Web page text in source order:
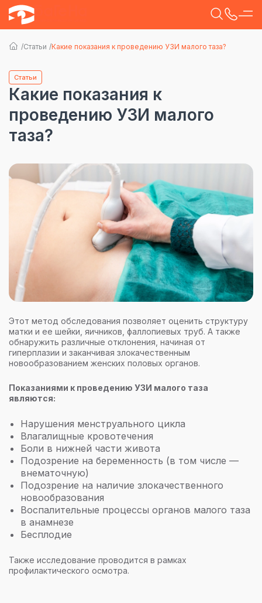
Статьи Какие показания к проведению УЗИ малого таза?
Какие показания к
проведению УЗИ малого
таза?
Статьи
Этот метод обследования позволяет оценить структуру
матки и ее шейки, яичников, фаллопиевых труб. А также
обнаружить различные отклонения, начиная от
гиперплазии и заканчивая злокачественным
новообразованием женских половых органов.
Показаниями к проведению УЗИ малого таза
являются:
Нарушения менструального цикла
Влагалищные кровотечения
Боли в нижней части живота
Подозрение на беременность (в том числе —
внематочную)
Подозрение на наличие злокачественного
новообразования
Воспалительные процессы органов малого таза
в анамнезе
Бесплодие
Также исследование проводится в рамках
профилактического осмотра.